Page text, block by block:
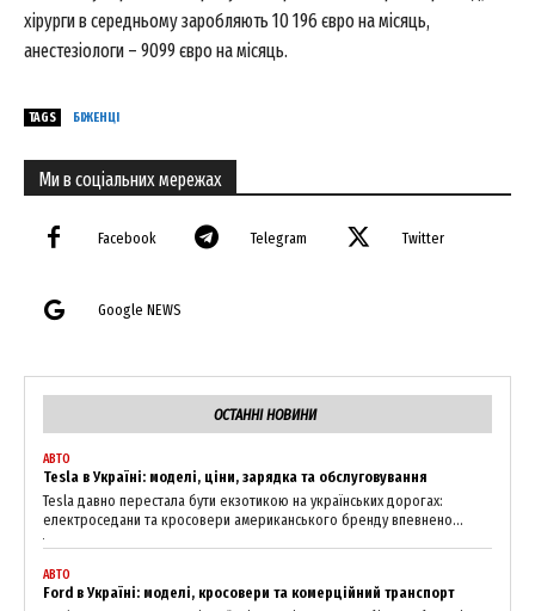
Magazine PRO
хірурги в середньому заробляють 10 196 євро на місяць,
анестезіологи – 9099 євро на місяць.
TAGS БІЖЕНЦІ
Ми в соціальних мережах
Facebook Telegram Twitter
Google NEWS
ОСТАННІ НОВИНИ
АВТО
Tesla в Україні: моделі, ціни, зарядка та обслуговування
Tesla давно перестала бути екзотикою на українських дорогах:
електроседани та кросовери американського бренду впевнено...
АВТО
Ford в Україні: моделі, кросовери та комерційний транспорт